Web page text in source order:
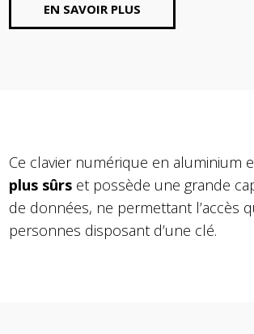
EN SAVOIR PLUS
Ce clavier numérique en aluminium
plus sûrs et possède une grande
de données, ne permettant l’accès
personnes disposant d’une clé.